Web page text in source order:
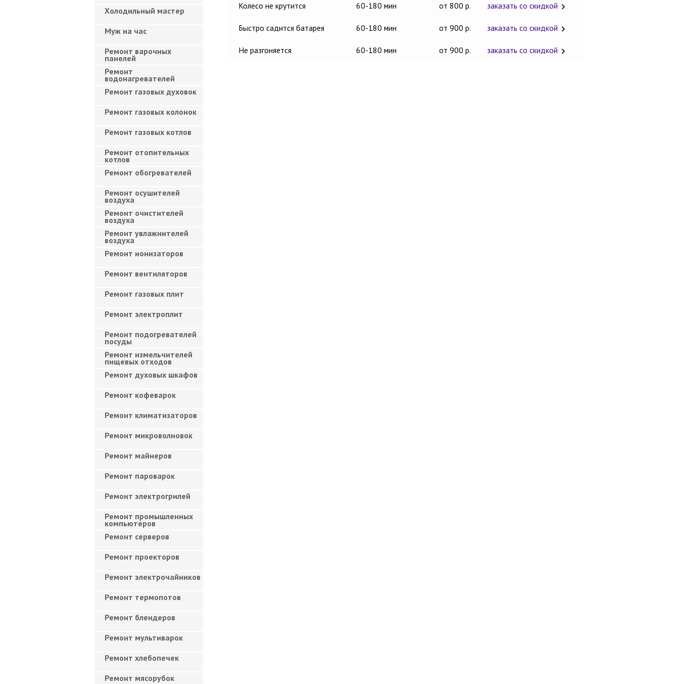
Колесо не крутится 60-180 мин от 800 р. заказать со скидкой
Быстро садится батарея 60-180 мин от 900 р. заказать со скидкой
Не разгоняется 60-180 мин от 900 р. заказать со скидкой
Холодильный мастер
Муж на час
Ремонт варочных
панелей
Ремонт
водонагревателей
Ремонт газовых духовок
Ремонт газовых колонок
Ремонт газовых котлов
Ремонт отопительных
котлов
Ремонт обогревателей
Ремонт осушителей
воздуха
Ремонт очистителей
воздуха
Ремонт увлажнителей
воздуха
Ремонт ионизаторов
Ремонт вентиляторов
Ремонт газовых плит
Ремонт электроплит
Ремонт подогревателей
посуды
Ремонт измельчителей
пищевых отходов
Ремонт духовых шкафов
Ремонт кофеварок
Ремонт климатизаторов
Ремонт микроволновок
Ремонт майнеров
Ремонт пароварок
Ремонт электрогрилей
Ремонт промышленных
компьютеров
Ремонт серверов
Ремонт проекторов
Ремонт электрочайников
Ремонт термопотов
Ремонт блендеров
Ремонт мультиварок
Ремонт хлебопечек
Ремонт мясорубок